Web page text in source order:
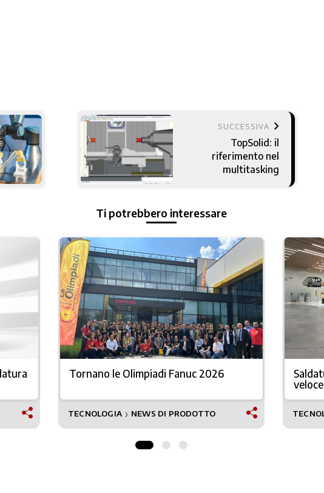
SUCCESSIVA keyboard_arrow_right
TopSolid: il
riferimento nel
multitasking
Ti potrebbero interessare
Tornano le Olimpiadi Fanuc 2026
TECNOLOGIA ❯ NEWS DI PRODOTTO
veloce